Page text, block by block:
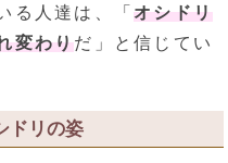
る人達は、「オシドリ
変わりだ」と信じてい
ドリの姿